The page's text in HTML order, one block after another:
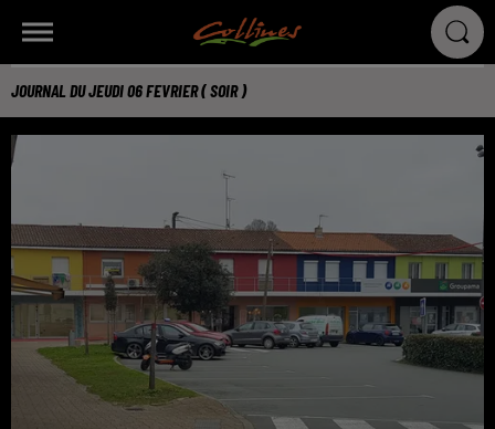
JOURNAL DU JEUDI 06 FEVRIER ( SOIR )